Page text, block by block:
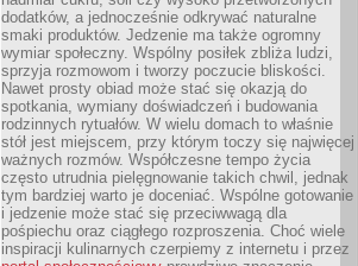
dodatków, a jednocześnie odkrywać naturalne
smaki produktów. Jedzenie ma także ogromny
wymiar społeczny. Wspólny posiłek zbliża ludzi,
sprzyja rozmowom i tworzy poczucie bliskości.
Nawet prosty obiad może stać się okazją do
spotkania, wymiany doświadczeń i budowania
rodzinnych rytuałów. W wielu domach to właśnie
stół jest miejscem, przy którym toczy się najwięcej
ważnych rozmów. Współczesne tempo życia
często utrudnia pielęgnowanie takich chwil, jednak
tym bardziej warto je doceniać. Wspólne gotowanie
i jedzenie może stać się przeciwwagą dla
pośpiechu oraz ciągłego rozproszenia. Choć wiele
inspiracji kulinarnych czerpiemy z internetu i przez